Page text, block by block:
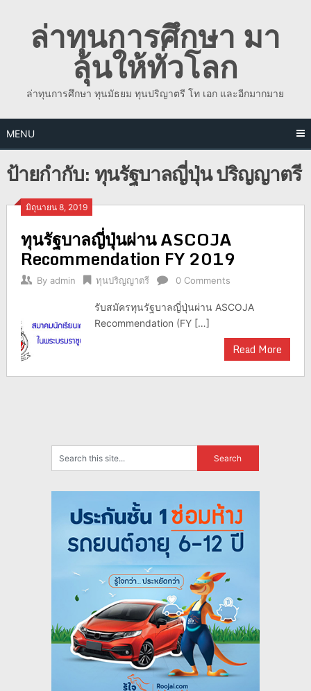
contentล่าทุนการศึกษา มา
ลุ้นให้ทั่วโลก
ล่าทุนการศึกษา ทุนมัธยม ทุนปริญาตรี โท เอก และอีกมากมาย
MENU
ป้ายกำกับ:ทุนรัฐบาลญี่ปุ่น ปริญญาตรี
มิถุนายน 8, 2019
ทุนรัฐบาลญี่ปุ่นผ่าน ASCOJA
Recommendation FY 2019
By admin ทุนปริญญาตรี 0 Comments
รับสมัครทุนรัฐบาลญี่ปุ่นผ่าน ASCOJA
Recommendation (FY […]
Read More